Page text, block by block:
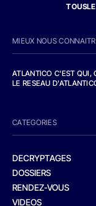
MIEUX NOUS
ATLANTICO C'EST QUI,
LE RESEAU
CATEGORIES
DECRYPTAGES
DOSSIERS
RENDEZ-VOUS
VIDEOS